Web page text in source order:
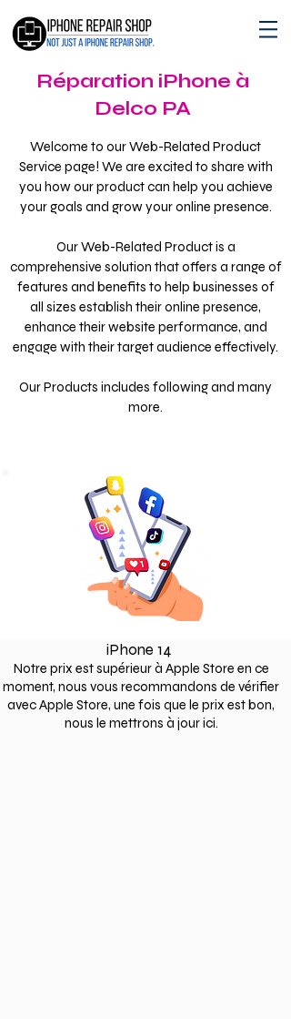
Réparation iPhone à
Delco PA
Welcome to our Web-Related Product
Service page! We are excited to share with
you how our product can help you achieve
your goals and grow your online presence.
Our Web-Related Product is a
comprehensive solution that offers a range of
features and benefits to help businesses of
all sizes establish their online presence,
enhance their website performance, and
engage with their target audience effectively.
Our Products includes following and many
more.
iPhone 14
Notre prix est supérieur à Apple Store en ce
moment, nous vous recommandons de vérifier
avec Apple Store, une fois que le prix est bon,
nous le mettrons à jour ici.